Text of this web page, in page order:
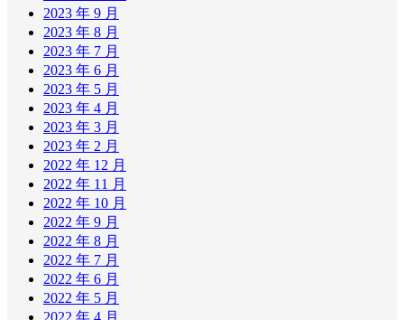
2023 年 9 月
2023 年 8 月
2023 年 7 月
2023 年 6 月
2023 年 5 月
2023 年 4 月
2023 年 3 月
2023 年 2 月
2022 年 12 月
2022 年 11 月
2022 年 10 月
2022 年 9 月
2022 年 8 月
2022 年 7 月
2022 年 6 月
2022 年 5 月